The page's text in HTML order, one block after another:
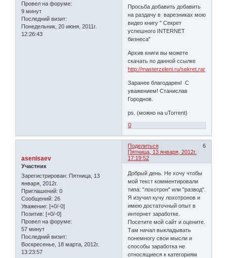
Провел на форуме:
9 минут
Последний визит:
Понедельник, 20 июня, 2011г.
12:26:43
Просьба добавить добавить
на раздачу в варезниках мою
видео книгу " Секрет
успешного INTERNET
бизнеса"
Архив книги вы можете
скачать по данной ссылке
http://masterzeleni.ru/sekret.rar
Заранее благодарен! С
уважением! Станислав
Городнов.
ps. (можно на uTorrent)
0
Поделиться
6
Пятница, 13 января, 2012г.
17:19:52
asenisaev
Участник
Зарегистрирован: Пятница, 13
января, 2012г.
Приглашений: 0
Сообщений: 26
Уважение: [+0/-0]
Позитив: [+0/-0]
Провел на форуме:
57 минут
Последний визит:
Воскресенье, 18 марта, 2012г.
13:23:57
Добрый день. Не хочу чтобы
мой текст комментировали
типа: "лохотрон" или "развод".
Я изучил кучу лохотронов и
имею достаточный опыт в
интернет заработке.
Посетите мой сайт и оцените.
Там начал выкладывать
понемногу свои мысли и
способы заработка не
относящиеся к категориям